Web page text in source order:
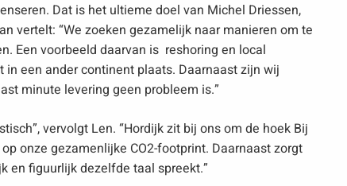
Dat is het ultieme doel van Michel Driessen,
vertelt: “We zoeken gezamelijk naar manieren om te
Een voorbeeld daarvan is reshoring en local
een ander continent plaats. Daarnaast zijn wij
minute levering geen probleem is.”
vervolgt Len. “Hordijk zit bij ons om de hoek Bij
onze gezamenlijke CO2-footprint. Daarnaast zorgt
en figuurlijk dezelfde taal spreekt.”